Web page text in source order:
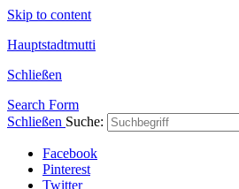
Skip to content
Hauptstadtmutti
Schließen
Search Form
Schließen Suche:
Facebook
Pinterest
Twitter